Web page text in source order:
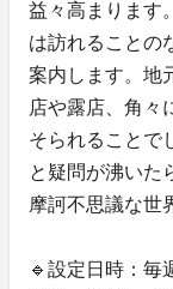
益々高まります
は訪れることの
案内します。地
店や露店、角々
そられることで
と疑問が沸いた
摩訶不思議な世
🔹設定日時：毎